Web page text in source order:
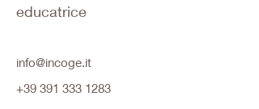
educatrice
info@incoge.it
+39 391 333 1283